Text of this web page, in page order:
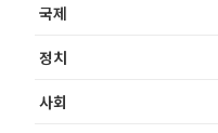
국제
정치
사회